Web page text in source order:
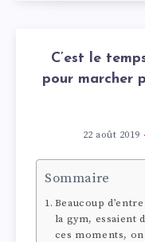
C’est le
pour marcher
22 août 2019
Sommaire
Beaucoup
la gym, essaient
ces moments,